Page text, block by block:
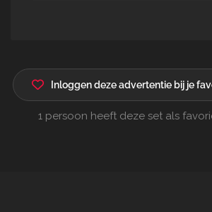
Inloggen deze advertentie bij je
1 persoon heeft deze set als